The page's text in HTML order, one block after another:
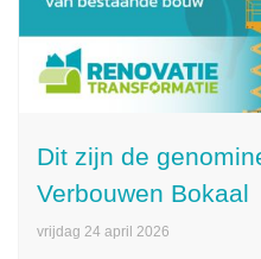
Dit zijn de
Verbouwen Bokaal
vrijdag 24 april 2026